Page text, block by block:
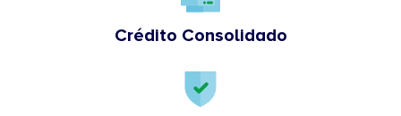
Crédito Consolidado